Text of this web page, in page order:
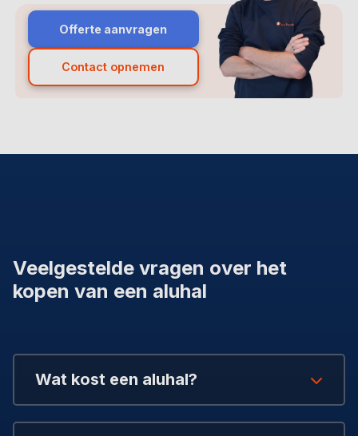
Offerte aanvragen
Contact opnemen
Veelgestelde vragen over het
kopen van een aluhal
Wat kost een aluhal?